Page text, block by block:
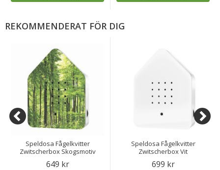
REKOMMENDERAT FÖR DIG
Speldosa Fågelkvitter
Zwitscherbox Skogsmotiv
649 kr
Speldosa Fågelkvitter
Zwitscherbox Vit
699 kr